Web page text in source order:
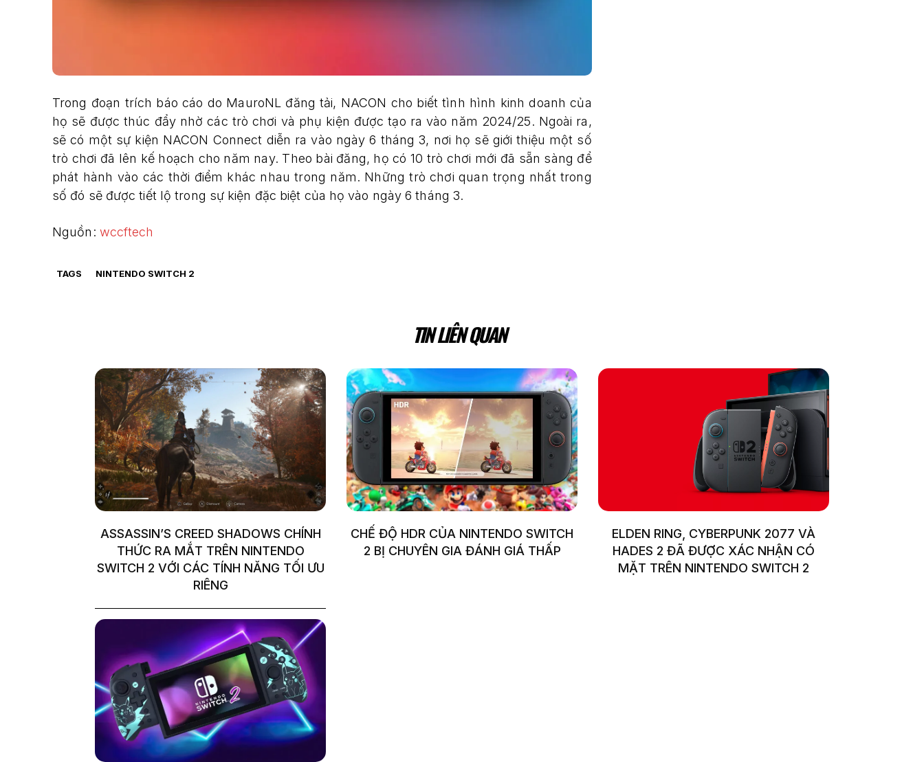
Trong đoạn trích báo cáo do MauroNL đăng tải, NACON cho biết tình hình kinh doanh của
họ sẽ được thúc đẩy nhờ các trò chơi và phụ kiện được tạo ra vào năm 2024/25. Ngoài ra,
sẽ có một sự kiện NACON Connect diễn ra vào ngày 6 tháng 3, nơi họ sẽ giới thiệu một số
trò chơi đã lên kế hoạch cho năm nay. Theo bài đăng, họ có 10 trò chơi mới đã sẵn sàng để
phát hành vào các thời điểm khác nhau trong năm. Những trò chơi quan trọng nhất trong
số đó sẽ được tiết lộ trong sự kiện đặc biệt của họ vào ngày 6 tháng 3.
Nguồn: wccftech
TAGS NINTENDO SWITCH 2
TIN LIÊN QUAN
ASSASSIN’S CREED SHADOWS CHÍNH
THỨC RA MẮT TRÊN NINTENDO
SWITCH 2 VỚI CÁC TÍNH NĂNG TỐI ƯU
RIÊNG
CHẾ ĐỘ HDR CỦA NINTENDO SWITCH
2 BỊ CHUYÊN GIA ĐÁNH GIÁ THẤP
ELDEN RING, CYBERPUNK 2077 VÀ
HADES 2 ĐÃ ĐƯỢC XÁC NHẬN CÓ
MẶT TRÊN NINTENDO SWITCH 2